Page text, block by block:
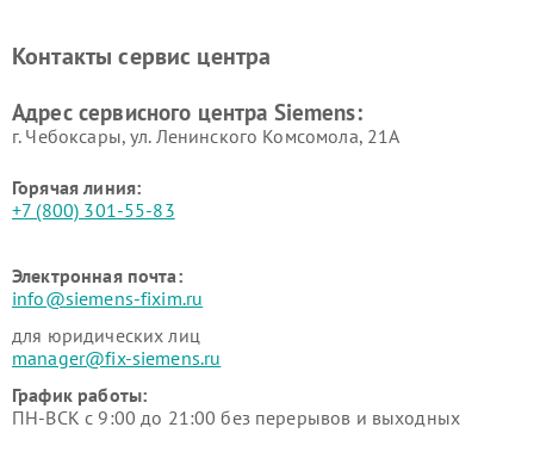
Siemens
Siemens
Siemens
Siemens
Контакты сервис центра
Адрес сервисного центра Siemens:
г. Чебоксары, ул. Ленинского Комсомола, 21А
Горячая линия:
+7 (800) 301-55-83
Электронная почта:
info@siemens-fixim.ru
для юридических лиц
manager@fix-siemens.ru
График работы:
ПН-ВСК с 9:00 до 21:00 без перерывов и выходных